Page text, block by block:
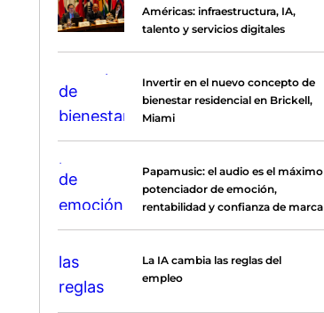
Américas: infraestructura, IA,
talento y servicios digitales
Invertir en el nuevo concepto de
bienestar residencial en Brickell,
Miami
Papamusic: el audio es el máximo
potenciador de emoción,
rentabilidad y confianza de marca
La IA cambia las reglas del
empleo